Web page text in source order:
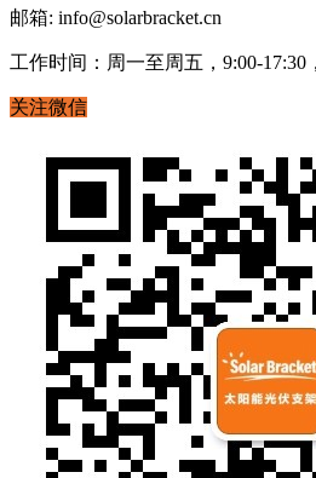
邮箱: info@solarbracket.cn
工作时间：周一至周五，9:00-17:30
关注微信